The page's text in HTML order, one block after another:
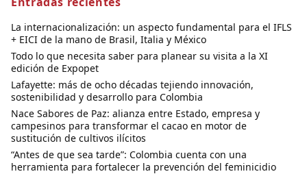
La internacionalización: un aspecto fundamental para el IFLS
+ EICI de la mano de Brasil, Italia y México
Todo lo que necesita saber para planear su visita a la XI
edición de Expopet
Lafayette: más de ocho décadas tejiendo innovación,
sostenibilidad y desarrollo para Colombia
Nace Sabores de Paz: alianza entre Estado, empresa y
campesinos para transformar el cacao en motor de
sustitución de cultivos ilícitos
“Antes de que sea tarde”: Colombia cuenta con una
herramienta para fortalecer la prevención del feminicidio